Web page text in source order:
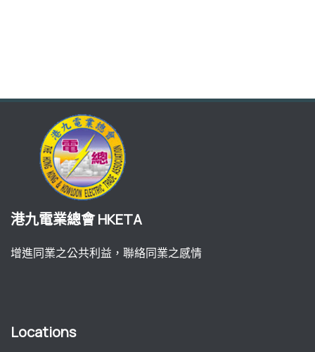
港九電業總會 HKETA
增進同業之公共利益，聯絡同業之感情
Locations